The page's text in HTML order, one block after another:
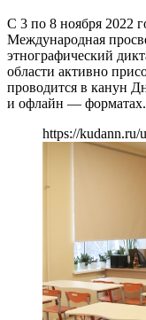
С 3 по 8 ноября 2022
Международная
этнографический
области активно
проводится в канун
и офлайн — форматах.
https://kudann.ru/